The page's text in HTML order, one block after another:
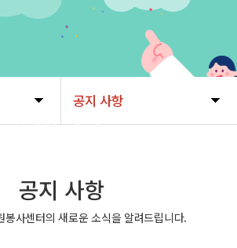
공지 사항
커뮤니티
공지 사항
봉사센터의 새로운 소식을 알려드립니다.